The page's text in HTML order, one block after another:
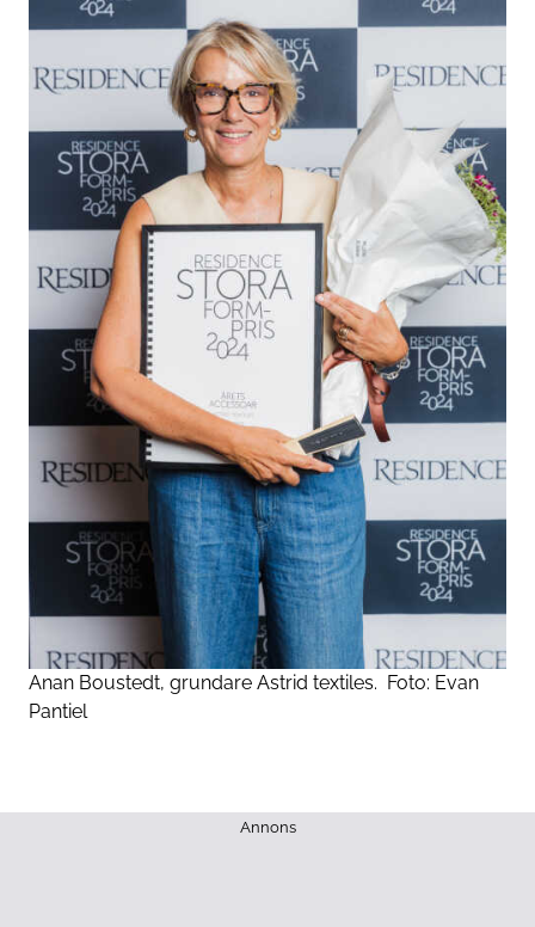
Anan Boustedt, grundare Astrid textiles. Foto: Evan
Pantiel
Annons